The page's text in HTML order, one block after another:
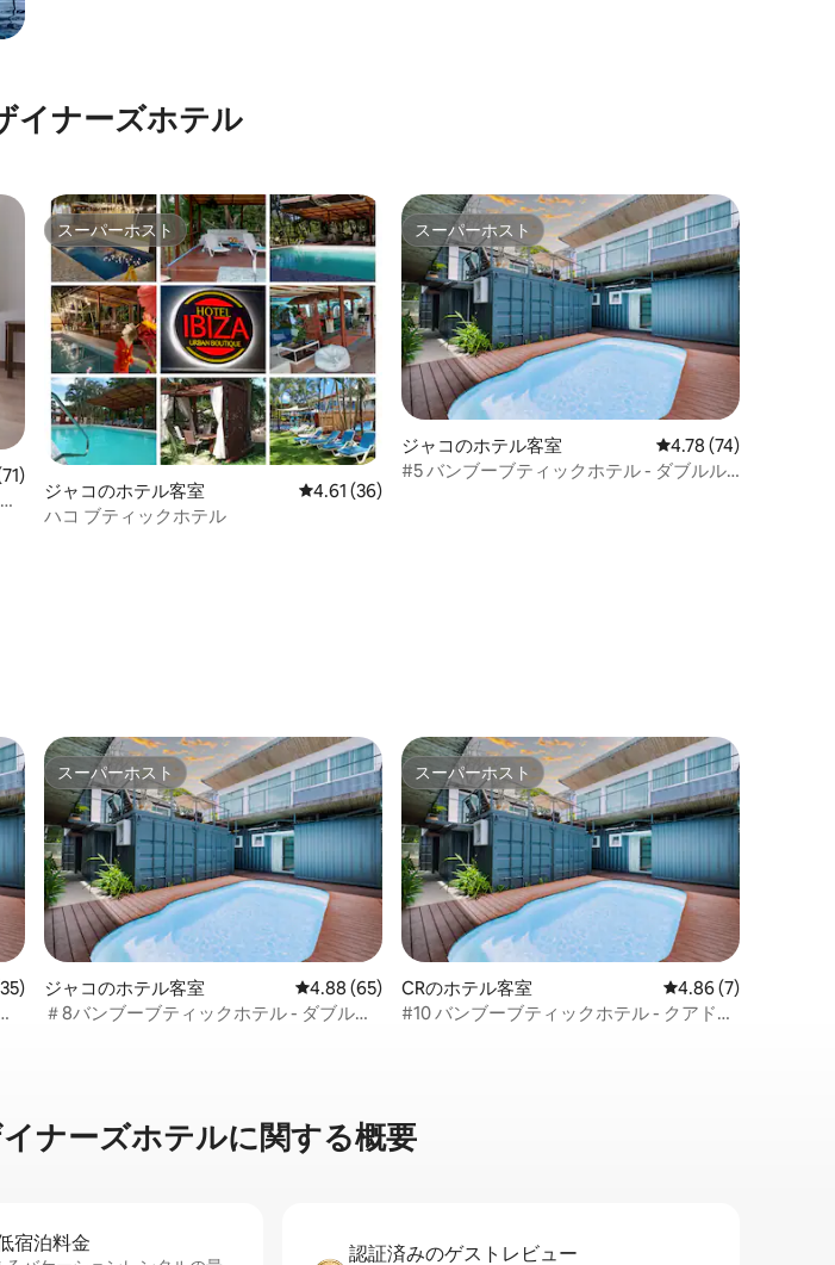
イナーズホテル
71件、5つ星中4.92つ星の平均評価
スーパーホスト
スーパーホスト
ジャコのホテル客室 レビュー36件、5つ星中4.61つ星の平均評価
4.61 (36)
ハコ ブティックホテル
スーパーホスト
スーパーホスト
ジャコのホテル客室 レビュー74件、5つ
4.78 (74)
#5 バンブーブティックホテル - ダブルル
35件、5つ星中4.71つ星の平均評価
スーパーホスト
スーパーホスト
ジャコのホテル客室 レビュー65件、5つ星中4.88つ星の平均評価
4.88 (65)
＃8バンブーブティックホテル - ダブルル
スーパーホスト
スーパーホスト
CRのホテル客室 レビュー7件、5つ星
4.86 (7)
#10 バンブーブティックホテル - クアドル
ナ⁠ー⁠ズホ⁠テ⁠ルに関⁠す⁠る概⁠要
宿⁠泊⁠料⁠金 認証済みのゲ⁠ス⁠ト⁠レ⁠ビ⁠ュ⁠ー